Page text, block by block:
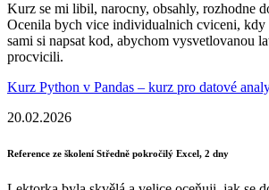
Kurz se mi libil, narocny, obsahly, rozhodne
Ocenila bych vice individualnich cviceni, kdy
sami si napsat kod, abychom vysvetlovanou
procvicili.
Kurz Python v Pandas – kurz pro datové
20.02.2026
Reference ze školení Středně pokročilý Excel, 2 dny